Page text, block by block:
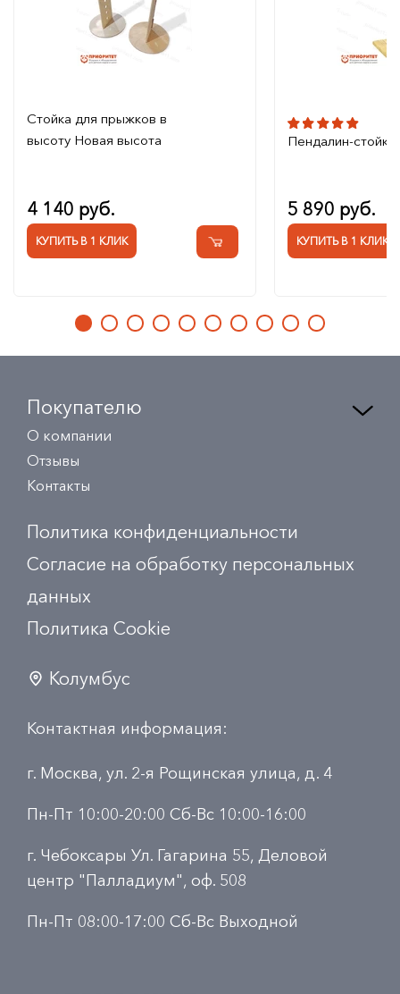
Стойка для прыжков в
высоту Новая высота
4 140 руб.
КУПИТЬ В 1 КЛИК
Пендалин-стойка
5 890 руб.
КУПИТЬ В 1 КЛИК
Покупателю
О компании
Отзывы
Контакты
Политика конфиденциальности
Согласие на обработку персональных
данных
Политика Сookie
Колумбус
Контактная информация:
г. Москва, ул. 2-я Рощинская улица, д. 4
Пн-Пт 10:00-20:00 Сб-Вс 10:00-16:00
г. Чебоксары Ул. Гагарина 55, Деловой
центр "Палладиум", оф. 508
Пн-Пт 08:00-17:00 Сб-Вс Выходной